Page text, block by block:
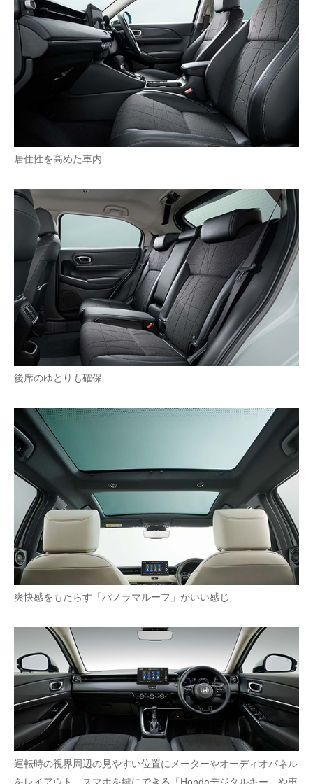
居住性を高めた車内
後席のゆとりも確保
爽快感をもたらす「パノラマルーフ」がいい感じ
運転時の視界周辺の見やすい位置にメーターやオーディオパネル